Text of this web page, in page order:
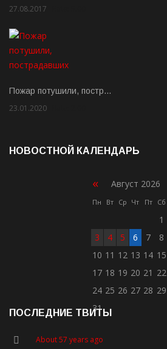
27.08.2017
Пожар потушили, постр…
23.01.2020
НОВОСТНОЙ КАЛЕНДАРЬ
« Август 2026
Пн Вт Ср Чт Пт Сб
1
3
4 5 6 7 8
10 11 12 13 14 15
17 18 19 20 21 22
24 25 26 27 28 29
31
ПОСЛЕДНИЕ ТВИТЫ
About 57 years ago